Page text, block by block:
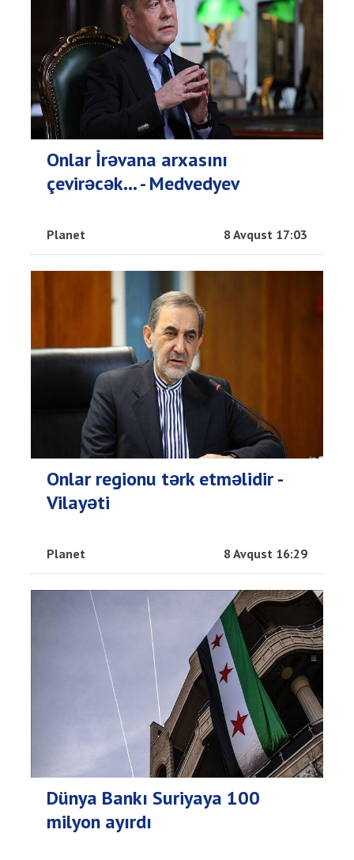
Onlar İrəvana arxasını
çevirəcək... - Medvedyev
Planet 8 Avqust 17:03
Onlar regionu tərk etməlidir -
Vilayəti
Planet 8 Avqust 16:29
Dünya Bankı Suriyaya 100
milyon ayırdı